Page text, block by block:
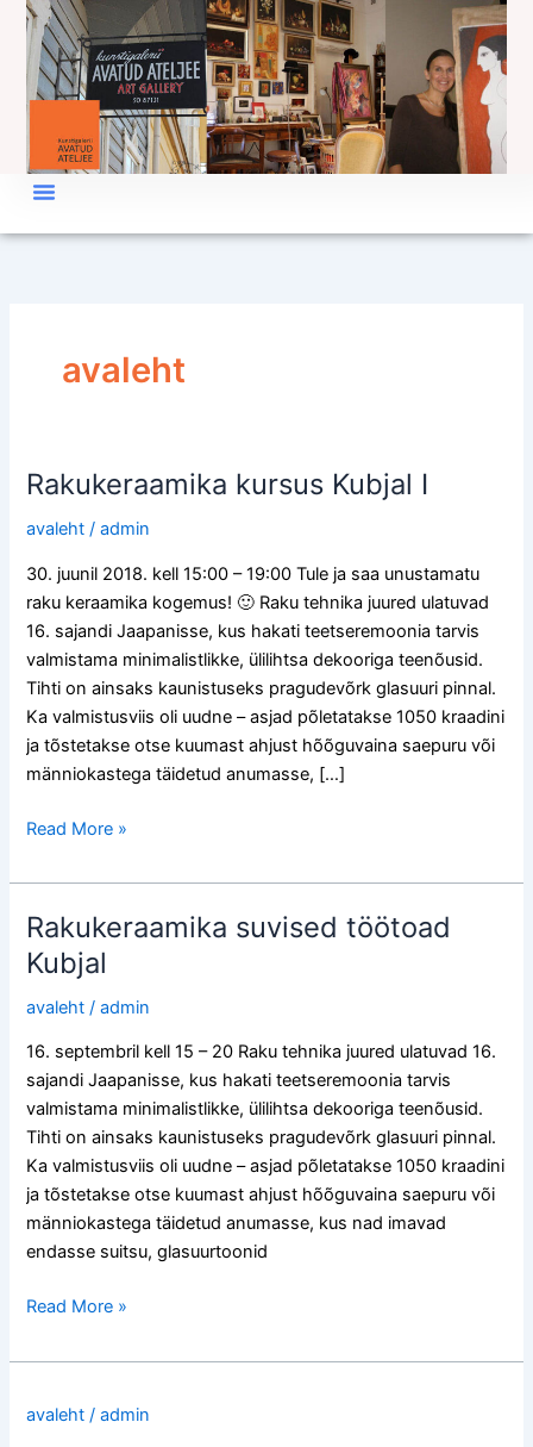
Skip
content
avaleht
Rakukeraamika kursus Kubjal I
avaleht /admin
30. juunil 2018. kell 15:00 – 19:00 Tule ja saa unustamatu
raku keraamika kogemus! 🙂 Raku tehnika juured ulatuvad
16. sajandi Jaapanisse, kus hakati teetseremoonia tarvis
valmistama minimalistlikke, ülilihtsa dekooriga teenõusid.
Tihti on ainsaks kaunistuseks pragudevõrk glasuuri pinnal.
Ka valmistusviis oli uudne – asjad põletatakse 1050 kraadini
ja tõstetakse otse kuumast ahjust hõõguvaina saepuru või
männiokastega täidetud anumasse, […]
Rakukeraamika
Kubjal
I
Read More »
Rakukeraamika suvised töötoad
Kubjal
avaleht /admin
16. septembril kell 15 – 20 Raku tehnika juured ulatuvad 16.
sajandi Jaapanisse, kus hakati teetseremoonia tarvis
valmistama minimalistlikke, ülilihtsa dekooriga teenõusid.
Tihti on ainsaks kaunistuseks pragudevõrk glasuuri pinnal.
Ka valmistusviis oli uudne – asjad põletatakse 1050 kraadini
ja tõstetakse otse kuumast ahjust hõõguvaina saepuru või
männiokastega täidetud anumasse, kus nad imavad
endasse suitsu, glasuurtoonid
Rakukeraamika
suvised
töötoad
Kubjal
Read More »
avaleht /admin